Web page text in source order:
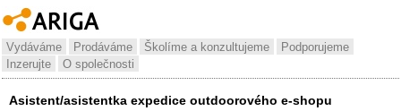
Vydáváme Prodáváme Školíme a konzultujeme
Podporujeme
Inzerujte
O společnosti
Asistent/asistentka expedice outdoorového e-shopu